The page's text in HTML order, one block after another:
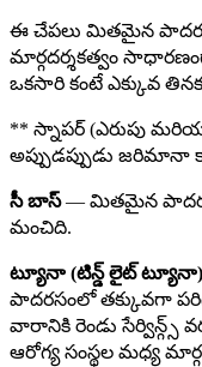
ఈ చేపలు మితమైన
మార్గదర్శకత్వం
ఒకసారి కంటే ఎక్కువ
** స్నాపర్ (ఎరుపు
అప్పుడప్పుడు జరిమానా
సీ బాస్— మితమైన
మంచిది.
ట్యూనా (టిన్డ్ లైట్ ట్యూనా)
పాదరసంలో తక్కువగా
వారానికి రెండు సేర్విన్గ్స్
ఆరోగ్య సంస్థల మధ్య